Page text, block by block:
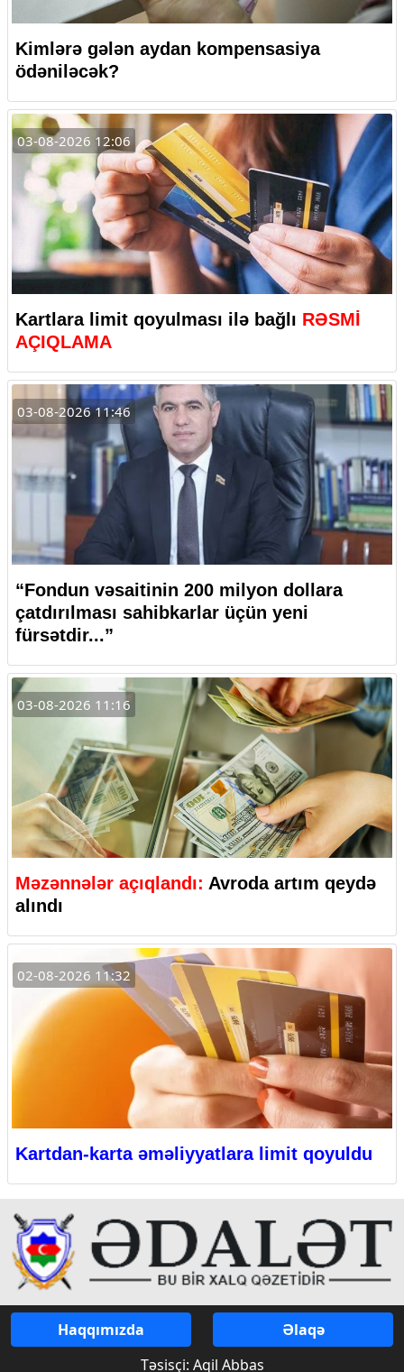
Kimlərə gələn aydan kompensasiya
ödəniləcək?
03-08-2026 12:06
Kartlara limit qoyulması ilə bağlı RƏSMİ
AÇIQLAMA
03-08-2026 11:46
“Fondun vəsaitinin 200 milyon dollara
çatdırılması sahibkarlar üçün yeni
fürsətdir...”
03-08-2026 11:16
Məzənnələr açıqlandı: Avroda artım qeydə
alındı
02-08-2026 11:32
Kartdan-karta əməliyyatlara limit qoyuldu
Haqqımızda
Əlaqə
Təsisçi: Aqil Abbas